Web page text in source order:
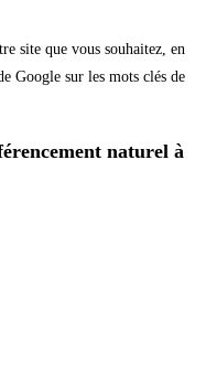
site que vous souhaitez, en
Google sur les mots clés de
naturel à